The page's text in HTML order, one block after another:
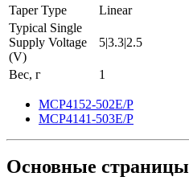
Taper Type
Linear
Typical Single
Supply Voltage
(V)
5|3.3|2.5
Вес, г 1
MCP4152-502E/P
MCP4141-503E/P
Основные страницы